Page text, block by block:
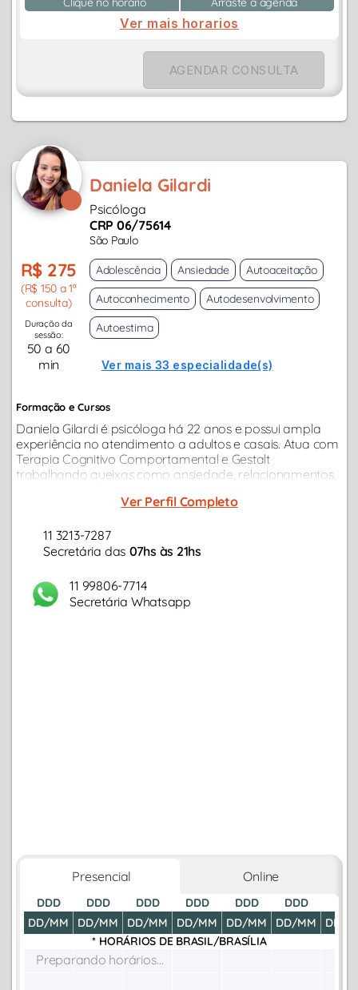
Ver mais horarios
AGENDAR CONSULTA
Daniela Gilardi
Psicóloga
CRP 06/75614
São Paulo
R$ 275
(R$ 150 a 1ª
consulta)
Duração da
sessão:
50 a 60
min
Adolescência Ansiedade
Autoaceitação
Autoconhecimento
Autodesenvolvimento
Autoestima
Ver mais 33 especialidade(s)
Formação e Cursos
Daniela Gilardi é psicóloga há 22 anos e possui ampla
experiência no atendimento a adultos e casais. Atua com
Terapia Cognitivo Comportamental e Gestalt
trabalhando queixas como ansiedade, relacionamentos,
autodesenvolvimento, autoconhecimento...
Ver Perfil Completo
11 3213-7287
Secretária das 07hs às 21hs
11 99806-7714
Secretária Whatsapp
Presencial Online
DDD
DD/MM
DDD
DD/MM
DDD
DD/MM
DDD
DD/MM
DDD
DD/MM
DDD
DD/MM
DD/
* HORÁRIOS DE BRASIL/BRASÍLIA
Preparando horários...